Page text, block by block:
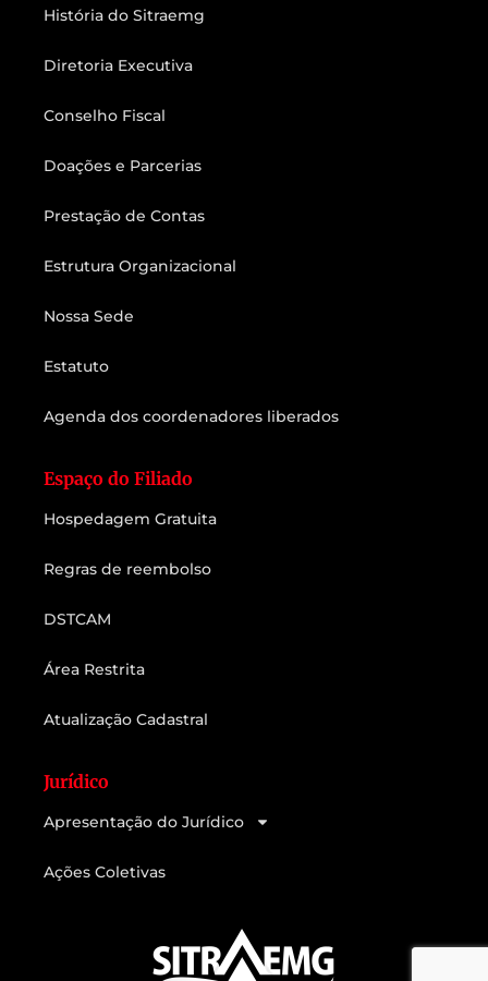
História do Sitraemg
Diretoria Executiva
Conselho Fiscal
Doações e Parcerias
Prestação de Contas
Estrutura Organizacional
Nossa Sede
Estatuto
Agenda dos coordenadores liberados
Espaço do Filiado
Hospedagem Gratuita
Regras de reembolso
DSTCAM
Área Restrita
Atualização Cadastral
Jurídico
Apresentação do Jurídico
Ações Coletivas